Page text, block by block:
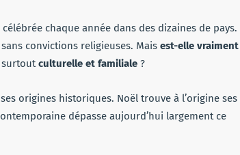
célébrée chaque année dans des dizaines de pays.
convictions religieuses. Mais est-elle vraiment
surtout culturelle et familiale ?
origines historiques. Noël trouve à l’origine ses
dépasse aujourd’hui largement ce